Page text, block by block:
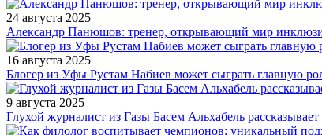
24 августа 2025
Александр Панюшов: тренер, открывающий мир
16 августа 2025
Блогер из Уфы Рустам Набиев может сыграть главную
9 августа 2025
Глухой журналист из Газы Басем Альхабель